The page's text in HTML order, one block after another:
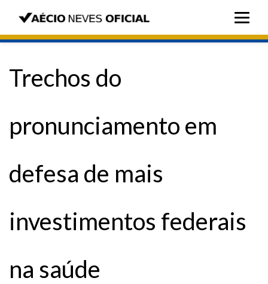
Trechos do
pronunciamento em
defesa de mais
investimentos federais
na saúde